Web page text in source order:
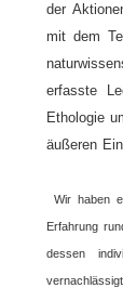
der
mit dem
erfasste
Ethologie
äußeren
Wir haben
Erfahrung
dessen